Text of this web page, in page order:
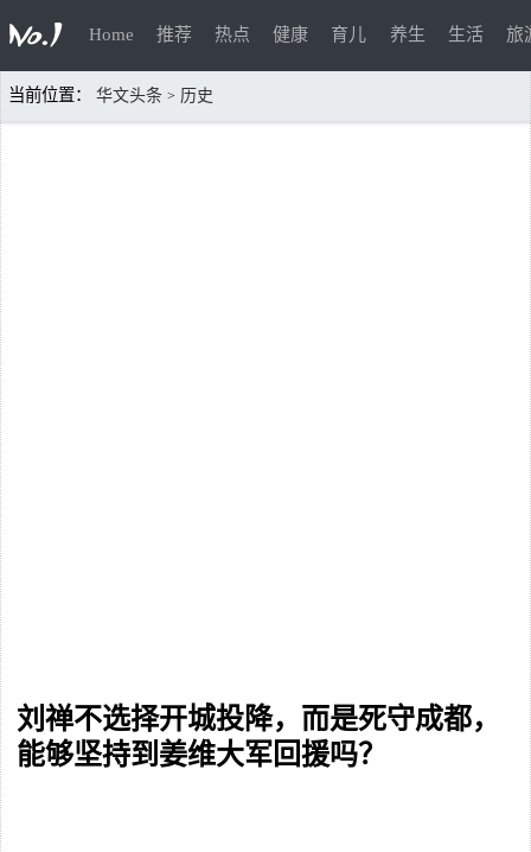
Home 推荐 热点 健康 育儿 养生 生活 旅
当前位置： 华文头条 > 历史
刘禅不选择开城投降，而是死守成都，
能够坚持到姜维大军回援吗？